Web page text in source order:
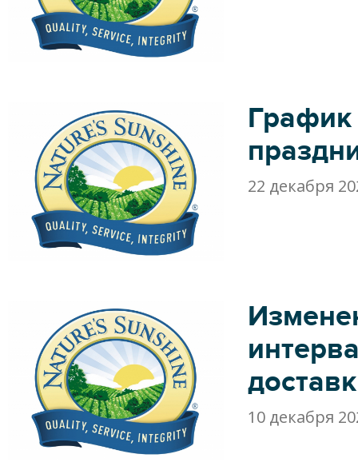
22 декабря
10 декабря